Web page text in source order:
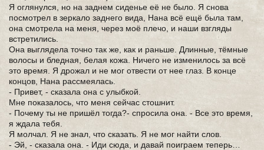
Я оглянулся, но на заднем сиденье её не было. Я снова
посмотрел в зеркало заднего вида, Нана всё ещё была там,
она смотрела на меня, через моё плечо, и наши взгляды
встретились.
Она выглядела точно так же, как и раньше. Длинные, тёмные
волосы и бледная, белая кожа. Ничего не изменилось за всё
это время. Я дрожал и не мог отвести от нее глаз. В конце
концов, Нана рассмеялась.
- Привет, - сказала она с улыбкой.
Мне показалось, что меня сейчас стошнит.
- Почему ты не пришёл тогда?- спросила она. - Все это время,
я ждала тебя.
Я молчал. Я не знал, что сказать. Я не мог найти слов.
- Эй, - сказала она. - Иди сюда, и давай поиграем теперь…